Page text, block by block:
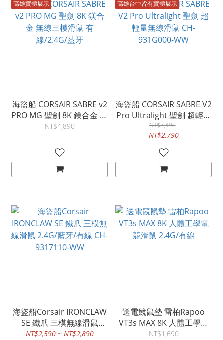
高雄實體展示
海盜船 CORSAIR SABRE v2
PRO MG 聖劍 8K 鎂合金 無
線三模滑鼠 有線/2.4G/藍
NT$4,890
高雄台中皆有實體展示
海盜船 CORSAIR SABRE V2
Pro Ultralight 聖劍 超輕量
無線滑鼠 CH-931G000-
WW
NT$3,490
NT$2,790
海盜船Corsair IRONCLAW
SE 鐵爪 三模無線滑鼠
2.4G/藍牙/有線 CH-
NT$2,590 ~ NT$2,890
送電競鼠墊 雷柏Rapoo
VT3s MAX 8K 人體工學電
競滑鼠 2.4G/有線
NT$1,690